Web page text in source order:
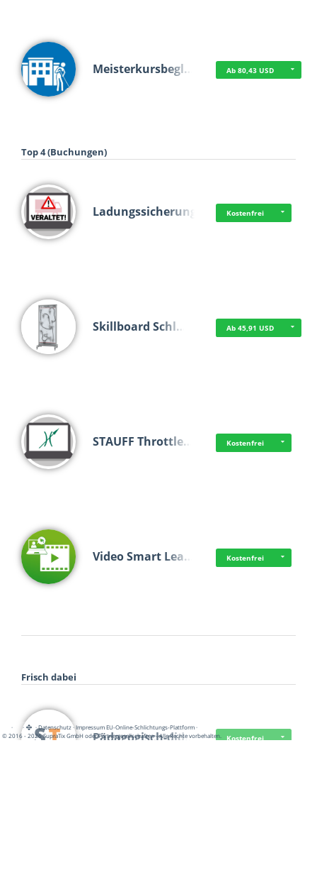
Meisterkursbegl… Ab 80,43 USD
Top 4 (Buchungen)
Ladungssicherung Kostenfrei
Skillboard Schl… Ab 45,91 USD
STAUFF Throttle… Kostenfrei
Video Smart Lea… Kostenfrei
Frisch dabei
Pädagogisch-did… Kostenfrei
· · ·Datenschutz·Impressum EU-Online-Schlichtungs-Plattform·
© 2016 - 2026 SupraTix GmbH oder Partnergesellschaften - Alle Rechte vorbehalten.